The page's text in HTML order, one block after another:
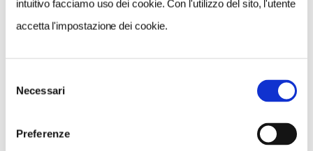
intuitivo facciamo uso dei cookie. Con l'utilizzo del sito, l'utente
accetta l'impostazione dei cookie.
delNecessari
Preferenze
0636005281